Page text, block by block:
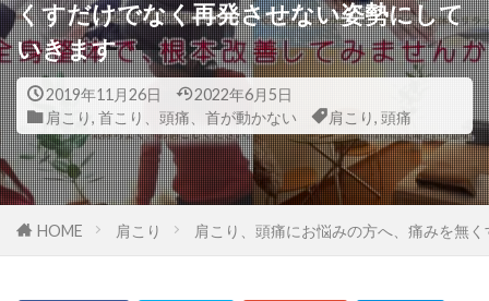
くすだけでなく再発させない姿勢にして
いきます
2019年11月26日
2022年6月5日
肩こり, 首こり、頭痛、首が動かない 肩こり, 頭痛
HOME 肩こり 肩こり、頭痛にお悩みの方へ、痛みを無